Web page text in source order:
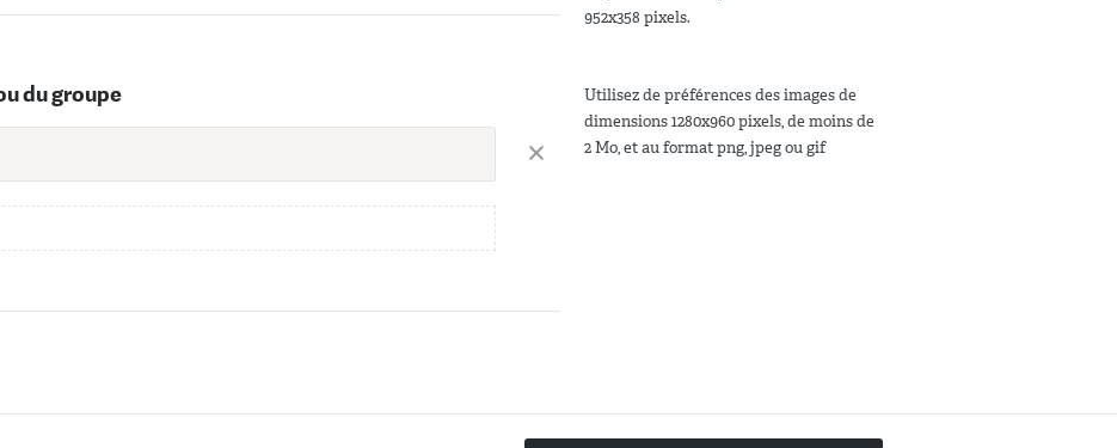
952x358 pixels.
du groupe
Utilisez de préférences des images de
dimensions 1280x960 pixels, de moins de
2 Mo, et au format png, jpeg ou gif